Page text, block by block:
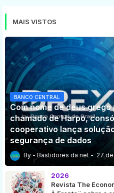
MAIS VISTOS
BANCO CENTRAL
Com nome de deus
chamado de Harpo,
cooperativo lança
segurança de dados
Bastidores da net 27
2026
Revista The